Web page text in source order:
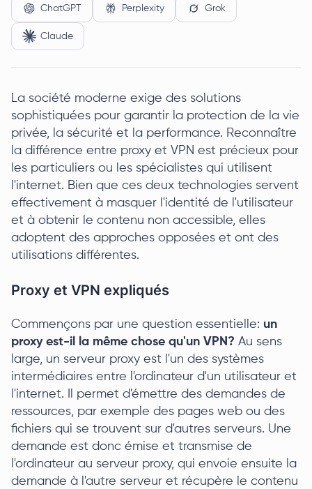
ChatGPT Perplexity Grok
Claude
La société moderne exige des solutions
sophistiquées pour garantir la protection de la vie
privée, la sécurité et la performance. Reconnaître
la différence entre proxy et VPN est précieux pour
les particuliers ou les spécialistes qui utilisent
l'internet. Bien que ces deux technologies servent
effectivement à masquer l'identité de l'utilisateur
et à obtenir le contenu non accessible, elles
adoptent des approches opposées et ont des
utilisations différentes.
Proxy et VPN expliqués
Commençons par une question essentielle: un
proxy est-il la même chose qu'un VPN? Au sens
large, un serveur proxy est l'un des systèmes
intermédiaires entre l'ordinateur d'un utilisateur et
l'internet. Il permet d'émettre des demandes de
ressources, par exemple des pages web ou des
fichiers qui se trouvent sur d'autres serveurs. Une
demande est donc émise et transmise de
l'ordinateur au serveur proxy, qui envoie ensuite la
demande à l'autre serveur et récupère le contenu